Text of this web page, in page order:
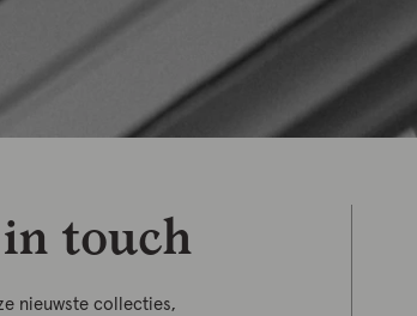
in touch
nieuwste collecties,